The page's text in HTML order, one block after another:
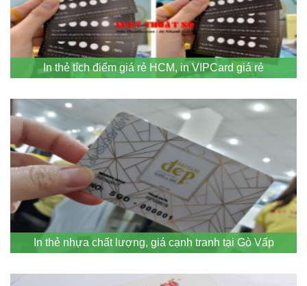
In thẻ tích điểm giá rẻ HCM, in VIPCard giá rẻ
In thẻ nhựa chất lượng, giá cạnh tranh tại Gò Vấp